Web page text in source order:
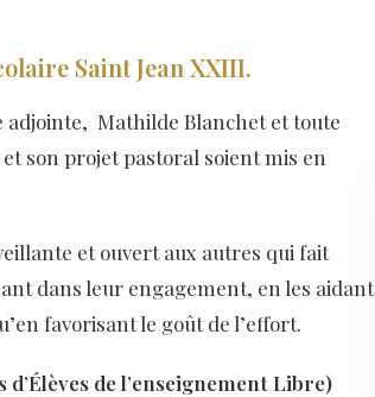
Saint Jean XXIII.
adjointe, Mathilde Blanchet et toute
son projet pastoral soient mis en
et ouvert aux autres qui fait
dans leur engagement, en les aidant
favorisant le goût de l’effort.
d’Élèves de l’enseignement Libre)